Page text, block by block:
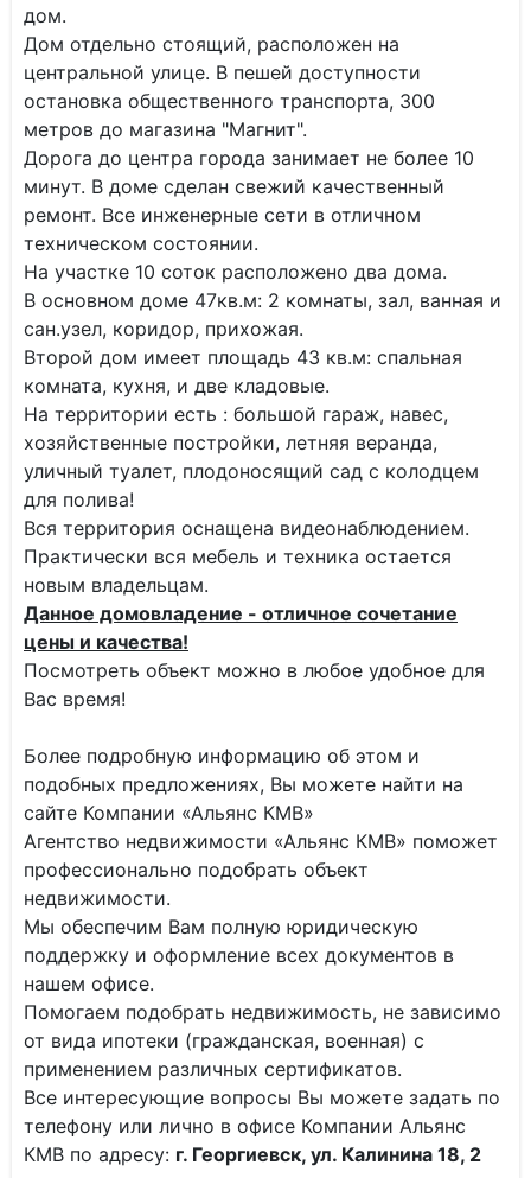
дом.
Дом отдельно стоящий, расположен на
центральной улице. В пешей доступности
остановка общественного транспорта, 300
метров до магазина "Магнит".
Дорога до центра города занимает не более 10
минут. В доме сделан свежий качественный
ремонт. Все инженерные сети в отличном
техническом состоянии.
На участке 10 соток расположено два дома.
В основном доме 47кв.м: 2 комнаты, зал, ванная и
сан.узел, коридор, прихожая.
Второй дом имеет площадь 43 кв.м: спальная
комната, кухня, и две кладовые.
На территории есть : большой гараж, навес,
хозяйственные постройки, летняя веранда,
уличный туалет, плодоносящий сад с колодцем
для полива!
Вся территория оснащена видеонаблюдением.
Практически вся мебель и техника остается
новым владельцам.
Данное домовладение - отличное сочетание
цены и качества!
Посмотреть объект можно в любое удобное для
Вас время!
Более подробную информацию об этом и
подобных предложениях, Вы можете найти на
сайте Компании «Альянс КМВ»
Агентство недвижимости «Альянс КМВ» поможет
профессионально подобрать объект
недвижимости.
Мы обеспечим Вам полную юридическую
поддержку и оформление всех документов в
нашем офисе.
Помогаем подобрать недвижимость, не зависимо
от вида ипотеки (гражданская, военная) с
применением различных сертификатов.
Все интересующие вопросы Вы можете задать по
телефону или лично в офисе Компании Альянс
КМВ по адресу: г. Георгиевск, ул. Калинина 18, 2